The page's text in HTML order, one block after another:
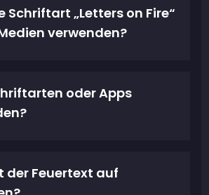
Schriftart „Letters on Fire“
verwenden?
oder Apps
der Feuertext auf